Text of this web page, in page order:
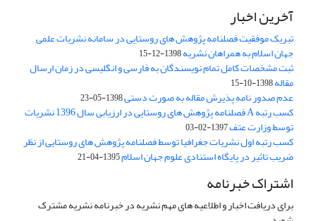
آخرین اخبار
تبریک موفقیت فصلنامه پژوهش های روستایی در سامانه نشریات علمی
جهان اسلام به همراهان نشریه1398-12-15
ثبت مشخصات کامل تمام نویسندگان به فارسی و انگلیسی در زمان ارسال
مقاله1398-10-15
عدم صدور نامه پذیرش مقاله به صورت دستی1398-05-23
کسب رتبه A فصلنامه پژوهش های روستایی در ارزیابی سال 1396 نشریات
توسط وزارت عتف1397-02-03
کسب رتبه اول نشریات جغرافیا توسط فصلنامه پژوهش های روستایی از نظر
ضریب تاثیر در پایگاه استنادی علوم جهان اسلام1395-04-21
اشتراک خبرنامه
برای دریافت اخبار و اطلاعیه های مهم نشریه در خبرنامه نشریه مشترک